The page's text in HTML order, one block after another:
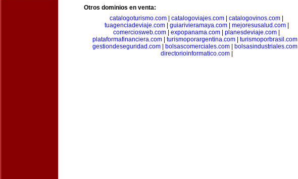
Otros dominios en venta:
catalogoturismo.com
catalogoviajes.com catalogovinos.com
tuagenciadeviaje.com| guiarivieramaya.com| mejoresusalud.com|
comerciosweb.com
expopanama.com planesdeviaje.com
plataformafinanciera.com
turismoporargentina.com turismoporbrasil.com
gestiondeseguridad.com
bolsascomerciales.com bolsasindustriales.com
directorioinformatico.com|